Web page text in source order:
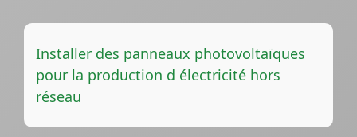
Installer des panneaux photovoltaïques
pour la production d électricité hors
réseau